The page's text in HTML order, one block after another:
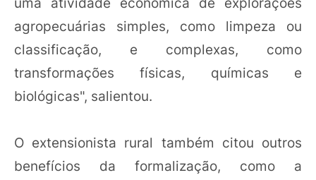
agropecuárias simples, como limpeza ou
classificação, e complexas, como
transformações físicas, químicas e
biológicas", salientou.
O extensionista rural também citou outros
benefícios da formalização, como a